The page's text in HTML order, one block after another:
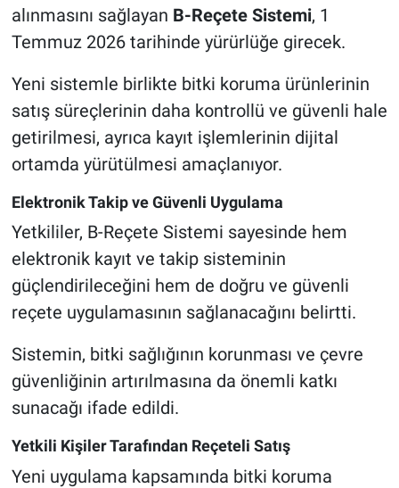
alınmasını sağlayan B-Reçete Sistemi, 1
Temmuz 2026 tarihinde yürürlüğe girecek.
Yeni sistemle birlikte bitki koruma ürünlerinin
satış süreçlerinin daha kontrollü ve güvenli hale
getirilmesi, ayrıca kayıt işlemlerinin dijital
ortamda yürütülmesi amaçlanıyor.
Elektronik Takip ve Güvenli Uygulama
Yetkililer, B-Reçete Sistemi sayesinde hem
elektronik kayıt ve takip sisteminin
güçlendirileceğini hem de doğru ve güvenli
reçete uygulamasının sağlanacağını belirtti.
Sistemin, bitki sağlığının korunması ve çevre
güvenliğinin artırılmasına da önemli katkı
sunacağı ifade edildi.
Yetkili Kişiler Tarafından Reçeteli Satış
Yeni uygulama kapsamında bitki koruma
Yerel
Asayiş
Kültür - Sanat
Politika
Magazin
Çevre